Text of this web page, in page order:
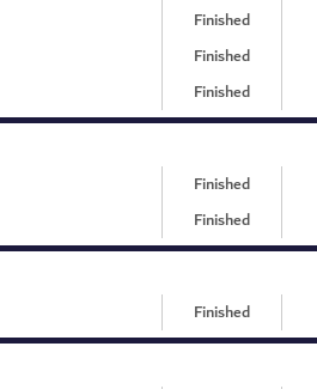
Finished
Finished
Finished
Finished
Finished
Finished